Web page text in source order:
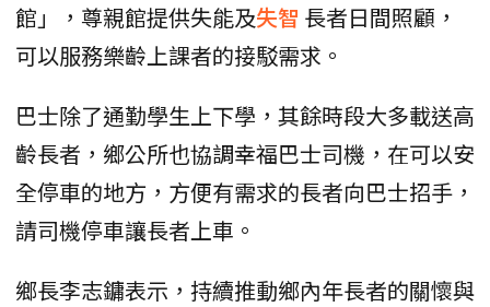
館」，尊親館提供失能及失智 長者日間照顧，
可以服務樂齡上課者的接駁需求。
巴士除了通勤學生上下學，其餘時段大多載送高
齡長者，鄉公所也協調幸福巴士司機，在可以安
全停車的地方，方便有需求的長者向巴士招手，
請司機停車讓長者上車。
鄉長李志鏞表示，持續推動鄉內年長者的關懷與